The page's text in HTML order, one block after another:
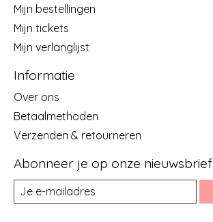
Mijn bestellingen
Mijn tickets
Mijn verlanglijst
Informatie
Over ons
Betaalmethoden
Verzenden & retourneren
Abonneer je op onze nieuwsbrief